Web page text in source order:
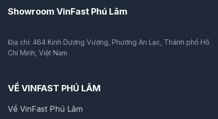
Showroom VinFast Phú Lâm
Địa chỉ: 464 Kinh Dương Vương, Phường An Lạc, Thành phố Hồ
Chí Minh, Việt Nam
VỀ VINFAST PHÚ LÂM
Về VinFast Phú Lâm